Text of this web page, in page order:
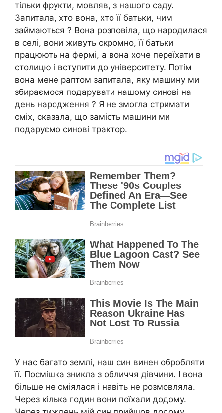
тільки фрукти, мовляв, з нашого саду.
Запитала, хто вона, хто її батьки, чим
займаються ? Вона розповіла, що народилася
в селі, вони живуть скромно, її батьки
працюють на фермі, а вона хоче переїхати в
столицю і вступити до університету. Потім
вона мене раптом запитала, яку машину ми
збираємося подарувати нашому синові на
день народження ? Я не змогла стримати
сміх, сказала, що замість машини ми
подаруємо синові трактор.
У нас багато землі, наш син винен обробляти
її. Посмішка зникла з обличчя дівчини. І вона
більше не сміялася і навіть не розмовляла.
Через кілька годин вони поїхали додому.